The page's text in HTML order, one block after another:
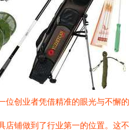
位创业者凭借精准的眼光与不懈的
店铺做到了行业第一的位置。这不